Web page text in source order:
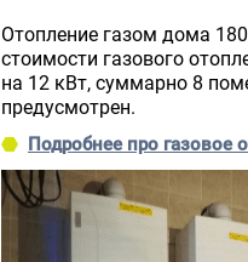
Отопление газом дома
стоимости газового
на 12 кВт, суммарно 8
предусмотрен.
Подробнее про газовое